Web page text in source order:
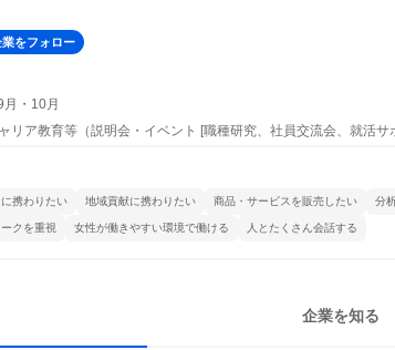
業をフォロー
・10月
リア教育等（説明会・イベント [職種研究、社員交流会、就活サ
携わりたい 地域貢献に携わりたい 商品・サービスを販売したい 分
クを重視 女性が働きやすい環境で働ける 人とたくさん会話する
企業を知る